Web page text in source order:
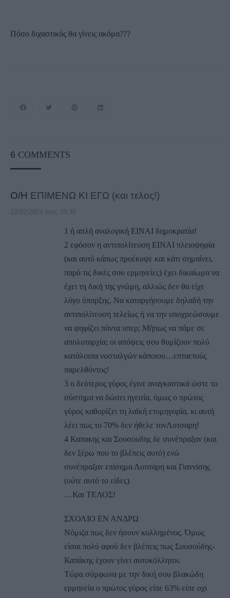
Πόσο διχαστικός θα γίνεις ακόμα???
6 COMMENTS
Ο/Η ΕΠΙΜΕΝΩ ΚΙ ΕΓΩ (και τελος!)
22/02/2021 στις 18:39
1 ή απλή αναλογική ΕΙΝΑΙ δημοκρατία!
2 εφόσον η αντιπολίτευση ΕΙΝΑΙ πλειοψηφία
(και αυτό κάπως προέκυψε και κάτι σημαίνει,
παρά τις δικές σου ερμηνείες) έχει δικαίωμα να
έχει τη δική της γνώμη, αλλιώς δεν θα είχε
λόγο ύπαρξης. Να καταργήσουμε δηλαδή την
αντιπολίτευση τελείως ή να την υποχρεώσουμε
να ψηφίζει πάντα υπερ; Μήπως να πάμε σε
απολυταρχία; οι απόψεις σου θυμίζουν πολύ
κατάλοιπα νοσταλγών κάποιου…επταετούς
παρελθόντος!
3 ο δεύτερος γύρος έγινε αναγκαστικά ώστε το
σύστημα να δώσει ηγεσία, όμως ο πρώτος
γύρος καθορίζει τη λαϊκή ετυμηγορία, κι αυτή
λέει πως το 70% δεν ήθελε τονΛοτσαρη!
4 Καπακης και Σουσουδης δε συνέπραξαν (και
δεν ξέρω που το βλέπεις αυτό) ενώ
συνέπραξαν επίσημα Λοτσάρη και Γιαννίσης
(ούτε αυτό το είδες)
…Και ΤΕΛΟΣ!
ΣΧΟΛΙΟ ΕΝ ΑΝΔΡΩ
Νόμιζα πως δεν ήσουν κολλημένος. Όμως
είσαι πολύ αφού δεν βλέπεις πως Σουσούδης-
Καπάκης έχουν γίνει αυτοκόλλητοι.
Τώρα σύμφωνα με την δική σου βλακώδη
ερμηνεία ο πρώτος γύρος είπε 63% είπε οχι